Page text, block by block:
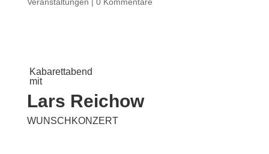
Kabarettabend
mit
Lars Reichow
WUNSCHKONZERT